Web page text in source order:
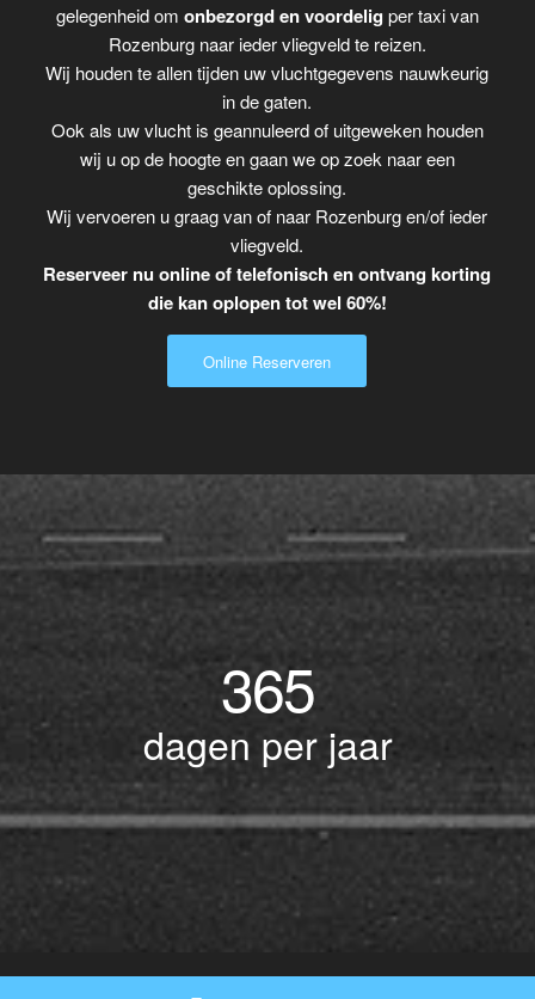
gelegenheid om onbezorgd en voordelig per taxi van
Rozenburg naar ieder vliegveld te reizen.
Wij houden te allen tijden uw vluchtgegevens nauwkeurig
in de gaten.
Ook als uw vlucht is geannuleerd of uitgeweken houden
wij u op de hoogte en gaan we op zoek naar een
geschikte oplossing.
Wij vervoeren u graag van of naar Rozenburg en/of ieder
vliegveld.
Reserveer nu online of telefonisch en ontvang korting
die kan oplopen tot wel 60%!
Online Reserveren
365
dagen per jaar